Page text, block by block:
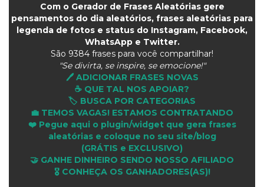
Com o Gerador de Frases Aleatórias gere
pensamentos do dia aleatórios, frases aleatórias para
legenda de fotos e status do Instagram, Facebook,
WhatsApp e Twitter.
São 9384 frases para você compartilhar!
"Se divirta, se inspire, se emocione!"
🖊️ ADICIONAR FRASES NOVAS
☕ QUE TAL NOS APOIAR?
🏷️ BUSCA POR CATEGORIAS
💼 TEMOS VAGAS! ESTAMOS CONTRATANDO
❤️ Pegue aqui o plugin/widget que gera frases
aleatórias e coloque no seu site/blog
(GRÁTIS e EXCLUSIVO)
🤝 GANHE DINHEIRO SENDO NOSSO AFILIADO
🎖 CONHEÇA OS GANHADORES(AS)!